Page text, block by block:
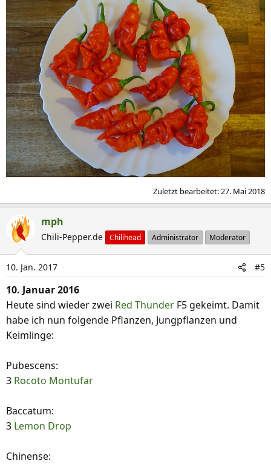
Zuletzt bearbeitet:27. Mai 2018
mph
Chili-Pepper.de Chilihead Administrator Moderator
10. Jan. 2017 #5
10. Januar 2016
Heute sind wieder zwei Red Thunder F5 gekeimt. Damit
habe ich nun folgende Pflanzen, Jungpflanzen und
Keimlinge:
Pubescens:
3 Rocoto Montufar
Baccatum:
3 Lemon Drop
Chinense: